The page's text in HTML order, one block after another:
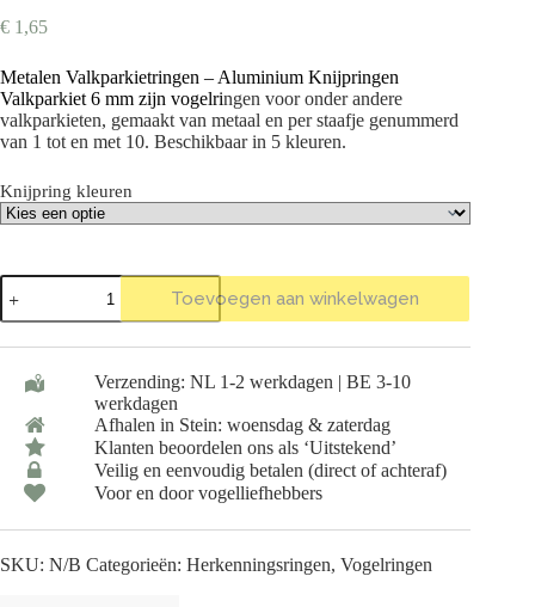
€ 1,65
Metalen Valkparkietringen – Aluminium Knijpringen
Valkparkiet 6 mm zijn vogelringen voor onder andere
valkparkieten, gemaakt van metaal en per staafje genummerd
van 1 tot en met 10. Beschikbaar in 5 kleuren.
Knijpring kleuren
Metalen
Valkparkietringen
-
Aluminium
Valkparkiet
mm
aantal
Toevoegen aan winkelwagen
Verzending: NL 1-2 werkdagen | BE 3-10
werkdagen
Afhalen in Stein: woensdag & zaterdag
Klanten beoordelen ons als ‘Uitstekend’
Veilig en eenvoudig betalen (direct of achteraf)
Voor en door vogelliefhebbers
SKU: N/B Categorieën: Herkenningsringen, Vogelringen